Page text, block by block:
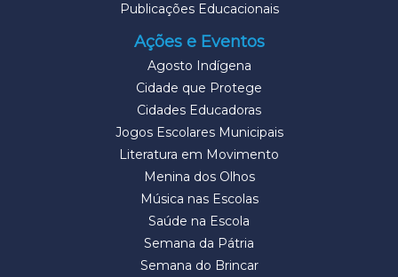
Publicações Educacionais
Ações e Eventos
Agosto Indígena
Cidade que Protege
Cidades Educadoras
Jogos Escolares Municipais
Literatura em Movimento
Menina dos Olhos
Música nas Escolas
Saúde na Escola
Semana da Pátria
Semana do Brincar